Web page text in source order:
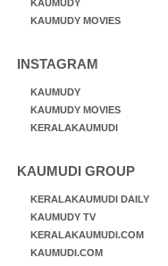
KAUMUDY
KAUMUDY MOVIES
INSTAGRAM
KAUMUDY
KAUMUDY MOVIES
KERALAKAUMUDI
KAUMUDI GROUP
KERALAKAUMUDI DAILY
KAUMUDY TV
KERALAKAUMUDI.COM
KAUMUDI.COM